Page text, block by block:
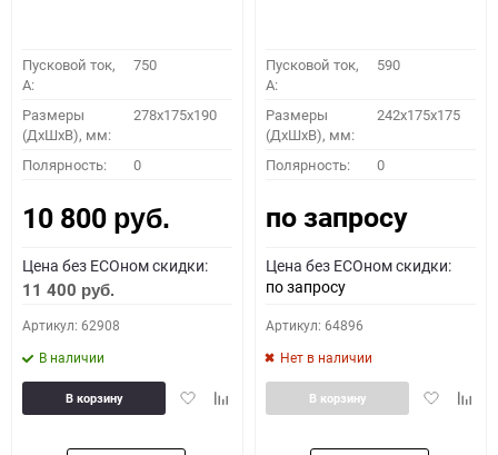
Пусковой ток,
A:
750
Размеры
(ДхШхВ), мм:
278x175x190
Полярность: 0
10 800 руб.
Цена без ECOном скидки:
11 400 руб.
Артикул: 62908
В наличии
ДобавитьДобавить
В корзину
Пусковой ток,
A:
590
Размеры
(ДхШхВ), мм:
242x175x175
Полярность: 0
по запросу
Цена без ECOном скидки:
по запросу
Артикул: 64896
Нет в наличии
Добавить
В корзину